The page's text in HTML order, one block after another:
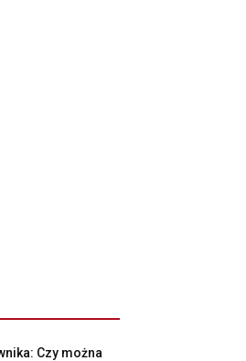
Czy można